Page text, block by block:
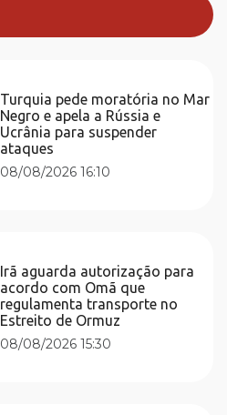
Turquia pede moratória no Mar
Negro e apela a Rússia e
Ucrânia para suspender
ataques
08/08/2026 16:10
Irã aguarda autorização para
acordo com Omã que
regulamenta transporte no
Estreito de Ormuz
08/08/2026 15:30